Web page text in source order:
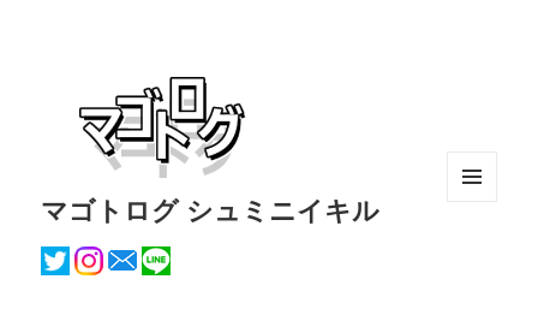
マゴトログ シュミニイキル